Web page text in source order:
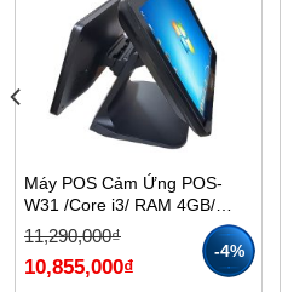
-4%
Máy POS Cảm Ứng POS-
W31 /Core i3/ RAM 4GB/
SSD 128GB
11,290,000₫
Giá
gốc
là:
11,290,000₫.
10,855,000₫
Giá
hiện
tại